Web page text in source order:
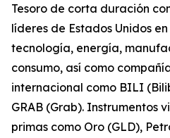
Tesoro de corta duración
líderes de Estados Unidos
tecnología, energía,
consumo, así como
internacional como BILI
GRAB (Grab). Instrumentos
primas como Oro (GLD),